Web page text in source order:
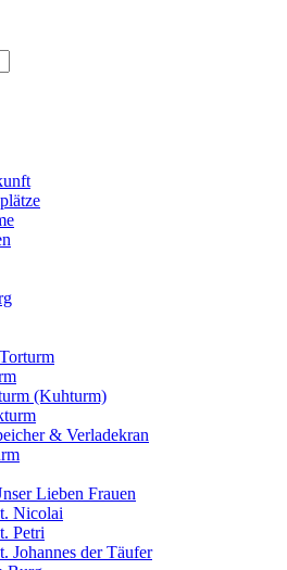
(Kuhturm)
& Verladekran
Lieben Frauen
Nicolai
Petri
Johannes der Täufer